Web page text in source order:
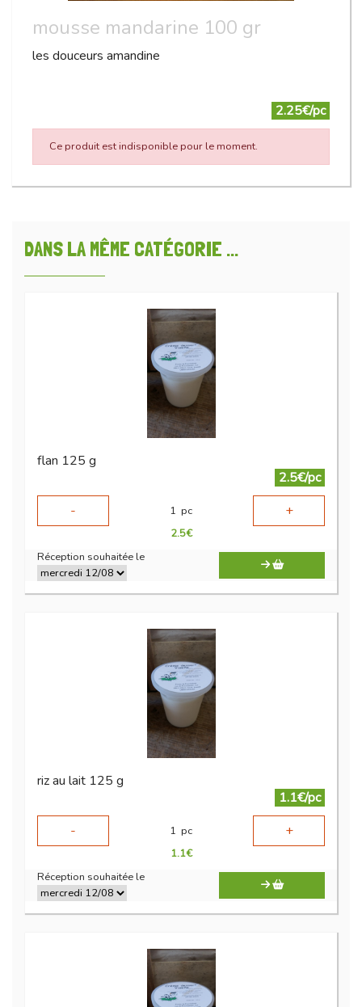
mousse mandarine 100 gr
les douceurs amandine
2.25€/pc
Ce produit est indisponible pour le moment.
DANS LA MÊME CATÉGORIE ...
flan 125 g
2.5€/pc
-
1 pc +
2.5€
Réception souhaitée le
riz au lait 125 g
1.1€/pc
-
1 pc +
1.1€
Réception souhaitée le